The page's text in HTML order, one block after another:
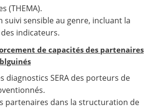
(THEMA).
suivi sensible au genre, incluant la
indicateurs.
de capacités des partenaires
diagnostics SERA des porteurs de
partenaires dans la structuration de